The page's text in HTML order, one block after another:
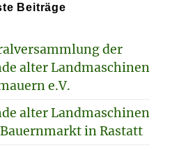
Beiträge
der
alter Landmaschinen
e.V.
alter Landmaschinen
in Rastatt